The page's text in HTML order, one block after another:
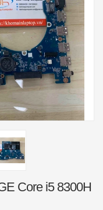
Core i5 8300H